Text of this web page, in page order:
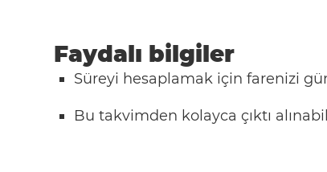
Faydalı bilgiler
Süreyi hesaplamak için farenizi
Bu takvimden kolayca çıktı